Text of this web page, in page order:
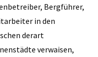
Bergführer,
in den
derart
verwaisen,